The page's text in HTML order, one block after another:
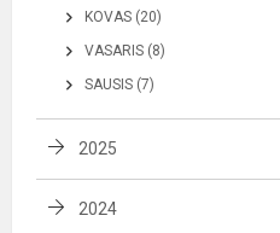
KOVAS (20)
VASARIS (8)
SAUSIS (7)
2025
2024